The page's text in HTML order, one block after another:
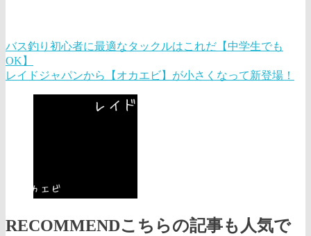
バス釣り初心者に最適なタックルはこれだ【中学生でも
OK】
レイドジャパンから【オカエビ】が小さくなって新登場！
RECOMMENDこちらの記事も人気で